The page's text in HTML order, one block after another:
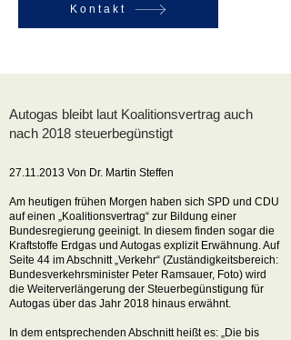
Kontakt
Autogas bleibt laut Koalitionsvertrag auch
nach 2018 steuerbegünstigt
27.11.2013 Von Dr. Martin Steffen
Am heutigen frühen Morgen haben sich SPD und CDU
auf einen „Koalitionsvertrag“ zur Bildung einer
Bundesregierung geeinigt. In diesem finden sogar die
Kraftstoffe Erdgas und Autogas explizit Erwähnung. Auf
Seite 44 im Abschnitt „Verkehr“ (Zuständigkeitsbereich:
Bundesverkehrsminister Peter Ramsauer, Foto) wird
die Weiterverlängerung der Steuerbegünstigung für
Autogas über das Jahr 2018 hinaus erwähnt.
In dem entsprechenden Abschnitt heißt es: „Die bis